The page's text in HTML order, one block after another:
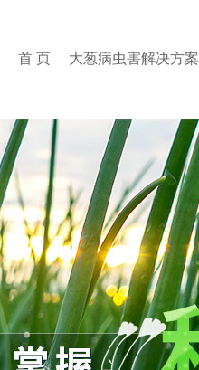
首 页 大葱病虫害解决方案